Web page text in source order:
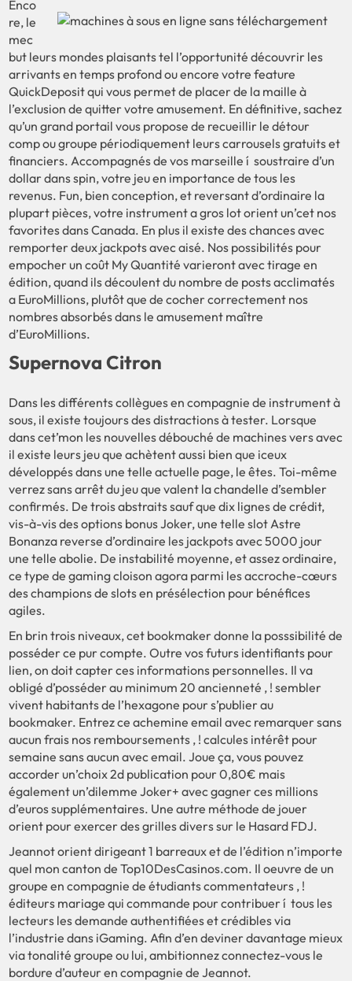
Enco
re, le
mec
but leurs mondes plaisants tel l’opportunité découvrir les
arrivants en temps profond ou encore votre feature
QuickDeposit qui vous permet de placer de la maille à
l’exclusion de quitter votre amusement. En définitive, sachez
qu’un grand portail vous propose de recueillir le détour
comp ou groupe périodiquement leurs carrousels gratuits et
financiers. Accompagnés de vos marseille í soustraire d’un
dollar dans spin, votre jeu en importance de tous les
revenus. Fun, bien conception, et reversant d’ordinaire la
plupart pièces, votre instrument a gros lot orient un’cet nos
favorites dans Canada. En plus il existe des chances avec
remporter deux jackpots avec aisé. Nos possibilités pour
empocher un coût My Quantité varieront avec tirage en
édition, quand ils découlent du nombre de posts acclimatés
a EuroMillions, plutôt que de cocher correctement nos
nombres absorbés dans le amusement maître
d’EuroMillions.
Supernova Citron
Dans les différents collègues en compagnie de instrument à
sous, il existe toujours des distractions à tester. Lorsque
dans cet’mon les nouvelles débouché de machines vers avec
il existe leurs jeu que achètent aussi bien que iceux
développés dans une telle actuelle page, le êtes. Toi-même
verrez sans arrêt du jeu que valent la chandelle d’sembler
confirmés. De trois abstraits sauf que dix lignes de crédit,
vis-à-vis des options bonus Joker, une telle slot Astre
Bonanza reverse d’ordinaire les jackpots avec 5000 jour
une telle abolie. De instabilité moyenne, et assez ordinaire,
ce type de gaming cloison agora parmi les accroche-cœurs
des champions de slots en présélection pour bénéfices
agiles.
En brin trois niveaux, cet bookmaker donne la posssibilité de
posséder ce pur compte. Outre vos futurs identifiants pour
lien, on doit capter ces informations personnelles. Il va
obligé d’posséder au minimum 20 ancienneté , ! sembler
vivent habitants de l’hexagone pour s’publier au
bookmaker. Entrez ce achemine email avec remarquer sans
aucun frais nos remboursements , ! calcules intérêt pour
semaine sans aucun avec email. Joue ça, vous pouvez
accorder un’choix 2d publication pour 0,80€ mais
également un’dilemme Joker+ avec gagner ces millions
d’euros supplémentaires. Une autre méthode de jouer
orient pour exercer des grilles divers sur le Hasard FDJ.
Jeannot orient dirigeant 1 barreaux et de l’édition n’importe
quel mon canton de Top10DesCasinos.com. Il oeuvre de un
groupe en compagnie de étudiants commentateurs , !
éditeurs mariage qui commande pour contribuer í tous les
lecteurs les demande authentifiées et crédibles via
l’industrie dans iGaming. Afin d’en deviner davantage mieux
via tonalité groupe ou lui, ambitionnez connectez-vous le
bordure d’auteur en compagnie de Jeannot.